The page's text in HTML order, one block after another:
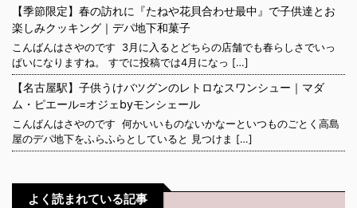
【季節限定】春の訪れに『たねや花貝合わせ最中』で子供達とお
楽しみクッキング｜デパ地下和菓子
こんばんはさやのです 3月に入るとどちらの店舗でも春らしさでいっ
ぱいになりますね。 すでに投稿では4月になっ […]
【名古屋駅】子供うけバツグンのレトロなスワンシュー｜マダ
ム・ピエール=オジェbyモンシェール
こんばんはさやのです 何かいいものないかなーといつものごとく高島
屋のデパ地下をふらふらとしていると 見つけま […]
よく読まれている記事